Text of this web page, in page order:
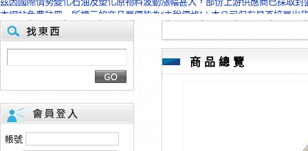
本網站免費註冊，所標示的商品單價皆為“未稅價格”；本公司保有是否接單出
HP、EPSON、CANON原廠耗材價格浮動，下單前請先跟客服人員確認最新
本網站免費註冊，所標示的商品單價皆為“未稅價格”；本公司保有是否接單出
匯款客戶請注意！因商品繁複來不及發現短缺，遂待客服人員跟您確認訂單
本網站免費註冊，所標示的商品單價皆為“未稅價格”；本公司保有是否接單出
茲因國際情勢變化石油及塑化原物料波動漲幅甚大，部份上游供應商已採取
本網站免費註冊，所標示的商品單價皆為“未稅價格”；本公司保有是否接單出
HP、EPSON、CANON原廠耗材價格浮動，下單前請先跟客服人員確認最新
本網站免費註冊，所標示的商品單價皆為“未稅價格”；本公司保有是否接單出
匯款客戶請注意！因商品繁複來不及發現短缺，遂待客服人員跟您確認訂單
本網站免費註冊，所標示的商品單價皆為“未稅價格”；本公司保有是否接單出
帳號
商品總覽